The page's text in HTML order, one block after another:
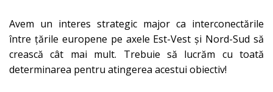
Avem un interes strategic major ca interconectările
între țările europene pe axele Est-Vest și Nord-Sud să
crească cât mai mult. Trebuie să lucrăm cu toată
determinarea pentru atingerea acestui obiectiv!